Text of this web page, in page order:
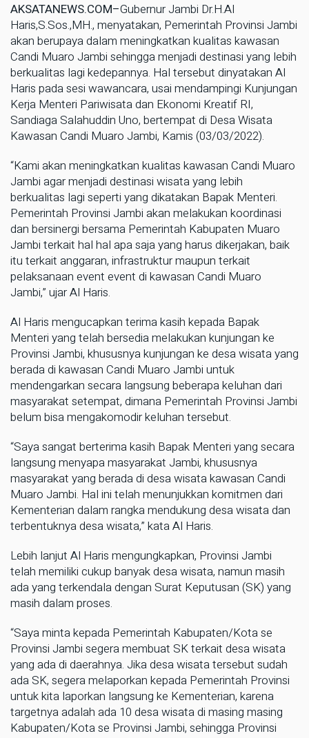
AKSATANEWS.COM–Gubernur Jambi Dr.H.Al
Haris,S.Sos.,MH., menyatakan, Pemerintah Provinsi Jambi
akan berupaya dalam meningkatkan kualitas kawasan
Candi Muaro Jambi sehingga menjadi destinasi yang lebih
berkualitas lagi kedepannya. Hal tersebut dinyatakan Al
Haris pada sesi wawancara, usai mendampingi Kunjungan
Kerja Menteri Pariwisata dan Ekonomi Kreatif RI,
Sandiaga Salahuddin Uno, bertempat di Desa Wisata
Kawasan Candi Muaro Jambi, Kamis (03/03/2022).
“Kami akan meningkatkan kualitas kawasan Candi Muaro
Jambi agar menjadi destinasi wisata yang lebih
berkualitas lagi seperti yang dikatakan Bapak Menteri.
Pemerintah Provinsi Jambi akan melakukan koordinasi
dan bersinergi bersama Pemerintah Kabupaten Muaro
Jambi terkait hal hal apa saja yang harus dikerjakan, baik
itu terkait anggaran, infrastruktur maupun terkait
pelaksanaan event event di kawasan Candi Muaro
Jambi,” ujar Al Haris.
Al Haris mengucapkan terima kasih kepada Bapak
Menteri yang telah bersedia melakukan kunjungan ke
Provinsi Jambi, khususnya kunjungan ke desa wisata yang
berada di kawasan Candi Muaro Jambi untuk
mendengarkan secara langsung beberapa keluhan dari
masyarakat setempat, dimana Pemerintah Provinsi Jambi
belum bisa mengakomodir keluhan tersebut.
“Saya sangat berterima kasih Bapak Menteri yang secara
langsung menyapa masyarakat Jambi, khususnya
masyarakat yang berada di desa wisata kawasan Candi
Muaro Jambi. Hal ini telah menunjukkan komitmen dari
Kementerian dalam rangka mendukung desa wisata dan
terbentuknya desa wisata,” kata Al Haris.
Lebih lanjut Al Haris mengungkapkan, Provinsi Jambi
telah memiliki cukup banyak desa wisata, namun masih
ada yang terkendala dengan Surat Keputusan (SK) yang
masih dalam proses.
“Saya minta kepada Pemerintah Kabupaten/Kota se
Provinsi Jambi segera membuat SK terkait desa wisata
yang ada di daerahnya. Jika desa wisata tersebut sudah
ada SK, segera melaporkan kepada Pemerintah Provinsi
untuk kita laporkan langsung ke Kementerian, karena
targetnya adalah ada 10 desa wisata di masing masing
Kabupaten/Kota se Provinsi Jambi, sehingga Provinsi